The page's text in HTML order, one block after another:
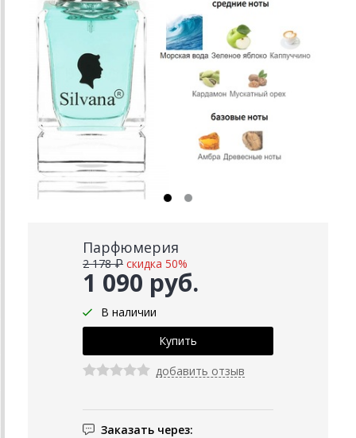
Парфюмерия
1 090 руб.
2 178 ₽ скидка 50%
В наличии
добавить отзыв
Заказать через: